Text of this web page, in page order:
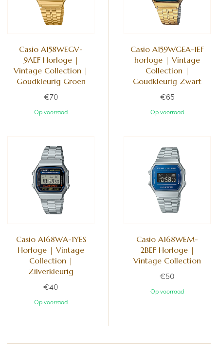
Casio A158WEGV-
9AEF Horloge |
Vintage Collection |
Goudkleurig Groen
€70
Op voorraad
Casio A159WGEA-1EF
horloge | Vintage
Collection |
Goudkleurig Zwart
€65
Op voorraad
Casio A168WA-1YES
Horloge | Vintage
Collection |
Zilverkleurig
€40
Op voorraad
Casio A168WEM-
2BEF Horloge |
Vintage Collection
€50
Op voorraad